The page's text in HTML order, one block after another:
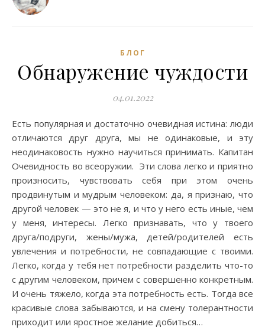
БЛОГ
Обнаружение чуждости
04.01.2022
Есть популярная и достаточно очевидная истина: люди
отличаются друг друга, мы не одинаковые, и эту
неодинаковость нужно научиться принимать. Капитан
Очевидность во всеоружии. Эти слова легко и приятно
произносить, чувствовать себя при этом очень
продвинутым и мудрым человеком: да, я признаю, что
другой человек — это не я, и что у него есть иные, чем
у меня, интересы. Легко признавать, что у твоего
друга/подруги, жены/мужа, детей/родителей есть
увлечения и потребности, не совпадающие с твоими.
Легко, когда у тебя нет потребности разделить что-то
с другим человеком, причем с совершенно конкретным.
И очень тяжело, когда эта потребность есть. Тогда все
красивые слова забываются, и на смену толерантности
приходит или яростное желание добиться…